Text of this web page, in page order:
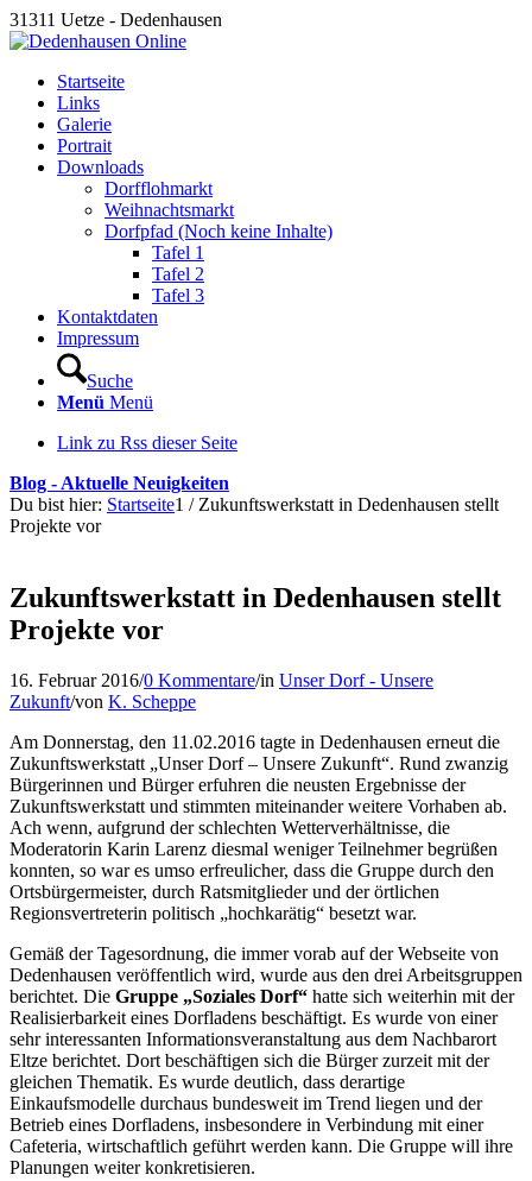
31311 Uetze - Dedenhausen
Startseite
Links
Galerie
Portrait
Downloads
Dorfflohmarkt
Weihnachtsmarkt
Dorfpfad (Noch keine Inhalte)
Tafel 1
Tafel 2
Tafel 3
Kontaktdaten
Impressum
Suche
Menü Menü
Link zu Rss dieser Seite
Blog - Aktuelle Neuigkeiten
Du bist hier: Startseite1 / Zukunftswerkstatt in Dedenhausen stellt
Projekte vor
Zukunftswerkstatt in Dedenhausen stellt
Projekte vor
16. Februar 2016/0 Kommentare/in Unser Dorf - Unsere
Zukunft/von K. Scheppe
Am Donnerstag, den 11.02.2016 tagte in Dedenhausen erneut die
Zukunftswerkstatt „Unser Dorf – Unsere Zukunft“. Rund zwanzig
Bürgerinnen und Bürger erfuhren die neusten Ergebnisse der
Zukunftswerkstatt und stimmten miteinander weitere Vorhaben ab.
Ach wenn, aufgrund der schlechten Wetterverhältnisse, die
Moderatorin Karin Larenz diesmal weniger Teilnehmer begrüßen
konnten, so war es umso erfreulicher, dass die Gruppe durch den
Ortsbürgermeister, durch Ratsmitglieder und der örtlichen
Regionsvertreterin politisch „hochkarätig“ besetzt war.
Gemäß der Tagesordnung, die immer vorab auf der Webseite von
Dedenhausen veröffentlich wird, wurde aus den drei Arbeitsgruppen
berichtet. Die Gruppe „Soziales Dorf“ hatte sich weiterhin mit der
Realisierbarkeit eines Dorfladens beschäftigt. Es wurde von einer
sehr interessanten Informationsveranstaltung aus dem Nachbarort
Eltze berichtet. Dort beschäftigen sich die Bürger zurzeit mit der
gleichen Thematik. Es wurde deutlich, dass derartige
Einkaufsmodelle durchaus bundesweit im Trend liegen und der
Betrieb eines Dorfladens, insbesondere in Verbindung mit einer
Cafeteria, wirtschaftlich geführt werden kann. Die Gruppe will ihre
Planungen weiter konkretisieren.